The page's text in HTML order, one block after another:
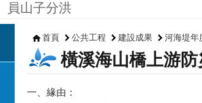
員山子分洪
首頁 公共工程 建設成果 河海堤年
橫溪海山橋上游
一、緣由：